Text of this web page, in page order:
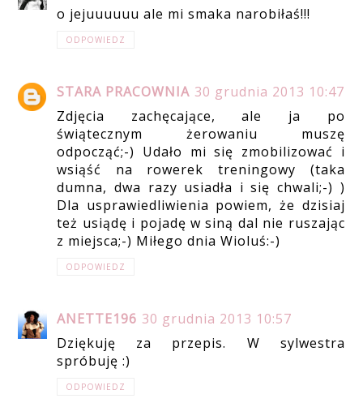
o jejuuuuuu ale mi smaka narobiłaś!!!
ODPOWIEDZ
STARA PRACOWNIA 30 grudnia 2013 10:47
Zdjęcia zachęcające, ale ja po
świątecznym żerowaniu muszę
odpocząć;-) Udało mi się zmobilizować i
wsiąść na rowerek treningowy (taka
dumna, dwa razy usiadła i się chwali;-) )
Dla usprawiedliwienia powiem, że dzisiaj
też usiądę i pojadę w siną dal nie ruszając
z miejsca;-) Miłego dnia Wioluś:-)
ODPOWIEDZ
ANETTE196 30 grudnia 2013 10:57
Dziękuję za przepis. W sylwestra
spróbuję :)
ODPOWIEDZ